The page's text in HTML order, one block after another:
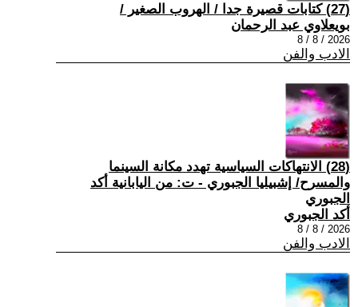
(27) كتابات قصيرة جدا / الهروب الصغير /
بويعلاوي عبد الرحمان
2026 / 8 / 8
الادب والفن
(28) الانتهاكات السياسية تهدد مكانة السينما
والمسرح/ إشبيليا الجبوري - ت: من اليابانية أكد
الجبوري
أكد الجبوري
2026 / 8 / 8
الادب والفن